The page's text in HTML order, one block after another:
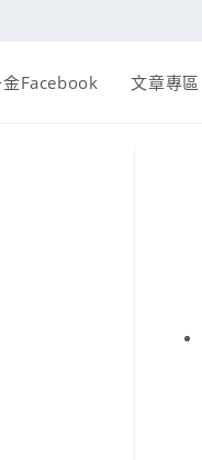
金Facebook 文章專區